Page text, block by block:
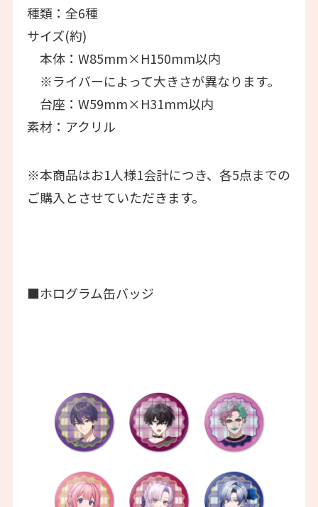
種類：全6種
サイズ(約)
本体：W85mm×H150mm以内
※ライバーによって大きさが異なります。
台座：W59mm×H31mm以内
素材：アクリル
※本商品はお1人様1会計につき、各5点までの
ご購入とさせていただきます。
■ホログラム缶バッジ